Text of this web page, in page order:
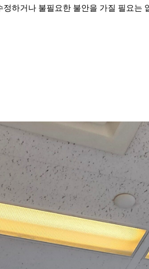
하거나 불필요한 불안을 가질 필요는